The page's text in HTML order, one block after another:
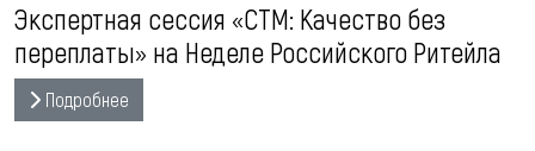
Экспертная сессия «СТМ: Качество без
переплаты» на Неделе Российского Ритейла
Подробнее